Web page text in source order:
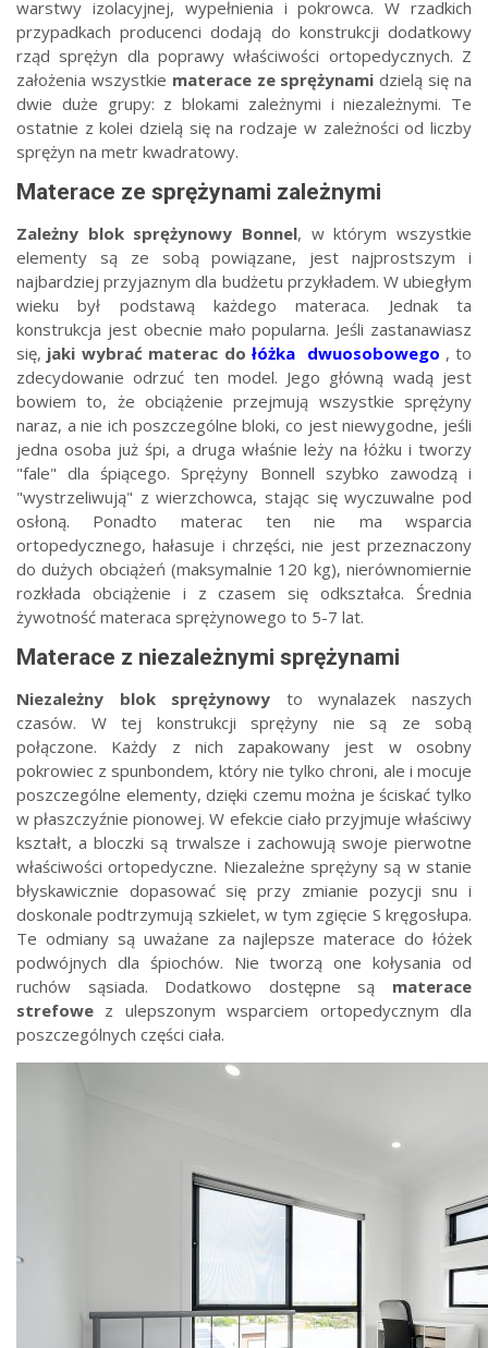
warstwy izolacyjnej, wypełnienia i pokrowca. W rzadkich
przypadkach producenci dodają do konstrukcji dodatkowy
rząd sprężyn dla poprawy właściwości ortopedycznych. Z
założenia wszystkie materace ze sprężynami dzielą się na
dwie duże grupy: z blokami zależnymi i niezależnymi. Te
ostatnie z kolei dzielą się na rodzaje w zależności od liczby
sprężyn na metr kwadratowy.
Materace ze sprężynami zależnymi
Zależny blok sprężynowy Bonnel, w którym wszystkie
elementy są ze sobą powiązane, jest najprostszym i
najbardziej przyjaznym dla budżetu przykładem. W ubiegłym
wieku był podstawą każdego materaca. Jednak ta
konstrukcja jest obecnie mało popularna. Jeśli zastanawiasz
się, jaki wybrać materac dołóżka dwuosobowego , to
zdecydowanie odrzuć ten model. Jego główną wadą jest
bowiem to, że obciążenie przejmują wszystkie sprężyny
naraz, a nie ich poszczególne bloki, co jest niewygodne, jeśli
jedna osoba już śpi, a druga właśnie leży na łóżku i tworzy
"fale" dla śpiącego. Sprężyny Bonnell szybko zawodzą i
"wystrzeliwują" z wierzchowca, stając się wyczuwalne pod
osłoną. Ponadto materac ten nie ma wsparcia
ortopedycznego, hałasuje i chrzęści, nie jest przeznaczony
do dużych obciążeń (maksymalnie 120 kg), nierównomiernie
rozkłada obciążenie i z czasem się odkształca. Średnia
żywotność materaca sprężynowego to 5-7 lat.
Materace z niezależnymi sprężynami
Niezależny blok sprężynowy to wynalazek naszych
czasów. W tej konstrukcji sprężyny nie są ze sobą
połączone. Każdy z nich zapakowany jest w osobny
pokrowiec z spunbondem, który nie tylko chroni, ale i mocuje
poszczególne elementy, dzięki czemu można je ściskać tylko
w płaszczyźnie pionowej. W efekcie ciało przyjmuje właściwy
kształt, a bloczki są trwalsze i zachowują swoje pierwotne
właściwości ortopedyczne. Niezależne sprężyny są w stanie
błyskawicznie dopasować się przy zmianie pozycji snu i
doskonale podtrzymują szkielet, w tym zgięcie S kręgosłupa.
Te odmiany są uważane za najlepsze materace do łóżek
podwójnych dla śpiochów. Nie tworzą one kołysania od
ruchów sąsiada. Dodatkowo dostępne są materace
strefowe z ulepszonym wsparciem ortopedycznym dla
poszczególnych części ciała.